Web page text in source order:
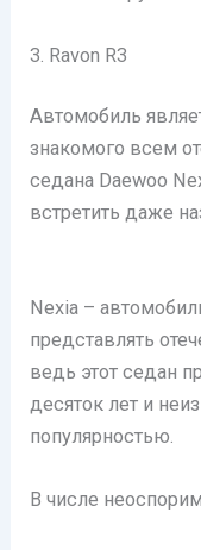
3. Ravon R3
Автомобиль
знакомого всем
седана Daewoo
встретить даже
Nexia –
представлять
ведь этот седан
десяток лет и
популярностью.
В числе